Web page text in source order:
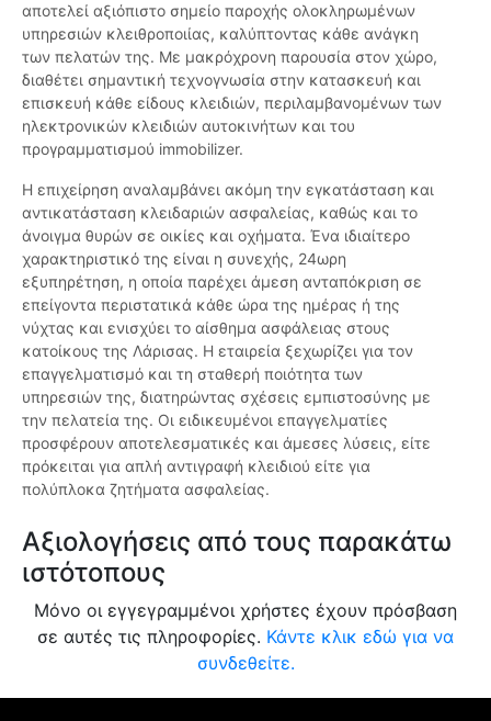
αποτελεί αξιόπιστο σημείο παροχής ολοκληρωμένων
υπηρεσιών κλειθροποιίας, καλύπτοντας κάθε ανάγκη
των πελατών της. Με μακρόχρονη παρουσία στον χώρο,
διαθέτει σημαντική τεχνογνωσία στην κατασκευή και
επισκευή κάθε είδους κλειδιών, περιλαμβανομένων των
ηλεκτρονικών κλειδιών αυτοκινήτων και του
προγραμματισμού immobilizer.
Η επιχείρηση αναλαμβάνει ακόμη την εγκατάσταση και
αντικατάσταση κλειδαριών ασφαλείας, καθώς και το
άνοιγμα θυρών σε οικίες και οχήματα. Ένα ιδιαίτερο
χαρακτηριστικό της είναι η συνεχής, 24ωρη
εξυπηρέτηση, η οποία παρέχει άμεση ανταπόκριση σε
επείγοντα περιστατικά κάθε ώρα της ημέρας ή της
νύχτας και ενισχύει το αίσθημα ασφάλειας στους
κατοίκους της Λάρισας. Η εταιρεία ξεχωρίζει για τον
επαγγελματισμό και τη σταθερή ποιότητα των
υπηρεσιών της, διατηρώντας σχέσεις εμπιστοσύνης με
την πελατεία της. Οι ειδικευμένοι επαγγελματίες
προσφέρουν αποτελεσματικές και άμεσες λύσεις, είτε
πρόκειται για απλή αντιγραφή κλειδιού είτε για
πολύπλοκα ζητήματα ασφαλείας.
Αξιολογήσεις από τους παρακάτω
ιστότοπους
Μόνο οι εγγεγραμμένοι χρήστες έχουν πρόσβαση
σε αυτές τις πληροφορίες. Κάντε κλικ εδώ για να
συνδεθείτε.